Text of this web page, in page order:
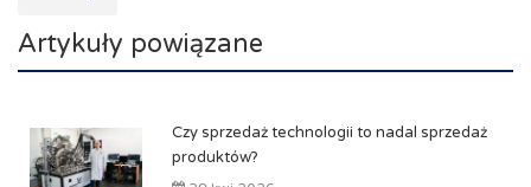
Artykuły powiązane
Czy sprzedaż technologii to nadal sprzedaż
produktów?